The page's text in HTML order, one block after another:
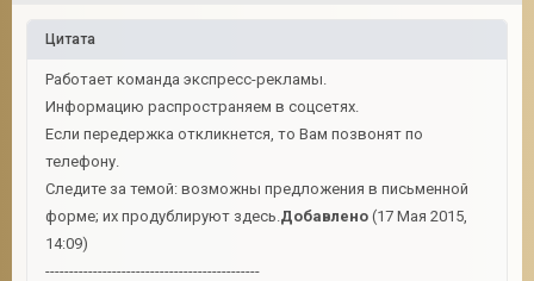
Цитата
Работает команда экспресс-рекламы.
Информацию распространяем в соцсетях.
Если передержка откликнется, то Вам позвонят по
телефону.
Следите за темой: возможны предложения в письменной
форме; их продублируют здесь.Добавлено (17 Мая 2015,
14:09)
---------------------------------------------